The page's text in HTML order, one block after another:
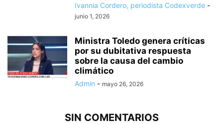
Ivannia Cordero, periodista Codexverde -
junio 1, 2026
Ministra Toledo genera críticas
por su dubitativa respuesta
sobre la causa del cambio
climático
Admin - mayo 26, 2026
SIN COMENTARIOS